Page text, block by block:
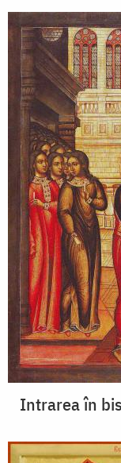
Intrarea în